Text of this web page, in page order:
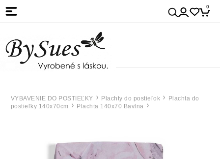
0
VYBAVENIE DO POSTIEĽKY Plachty do postieľok
Plachta do
postieľky 140x70cm
Plachta 140x70 Bavlna